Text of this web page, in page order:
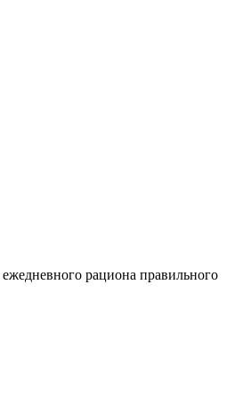
рациона правильного